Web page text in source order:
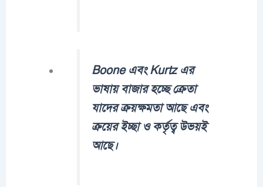
Boone এবং Kurtz এর
ভাষায় বাজার হচ্ছে ক্রেতা
যাদের ক্রয়ক্ষমতা আছে এবং
ক্রয়ের ইচ্ছা ও কর্তৃত্ব উভয়ই
আছে।